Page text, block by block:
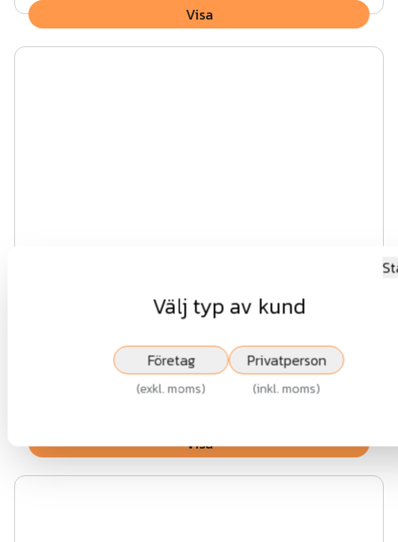
Visa
Grindstolpar 70x70mm VFZ
Visa
Välj typ av kund
Företag
(exkl. moms)
Privatperson
(inkl. moms)